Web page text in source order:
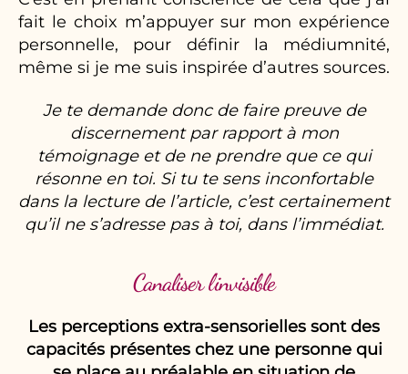
fait le choix m’appuyer sur mon expérience
personnelle, pour définir la médiumnité,
même si je me suis inspirée d’autres sources.
Je te demande donc de faire preuve de
discernement par rapport à mon
témoignage et de ne prendre que ce qui
résonne en toi. Si tu te sens inconfortable
dans la lecture de l’article, c’est certainement
qu’il ne s’adresse pas à toi, dans l’immédiat.
Canaliser l’invisible
Les perceptions extra-sensorielles sont des
capacités présentes chez une personne qui